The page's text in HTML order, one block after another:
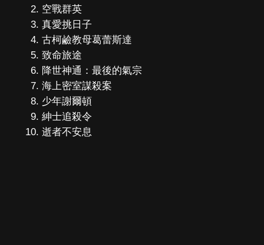
空戰群英
真愛挑日子
古柯鹼教母葛蕾斯達
致命旅途
降世神通：最後的氣宗
海上密室謀殺案
少年謝爾頓
紳士追殺令
逝者不安息